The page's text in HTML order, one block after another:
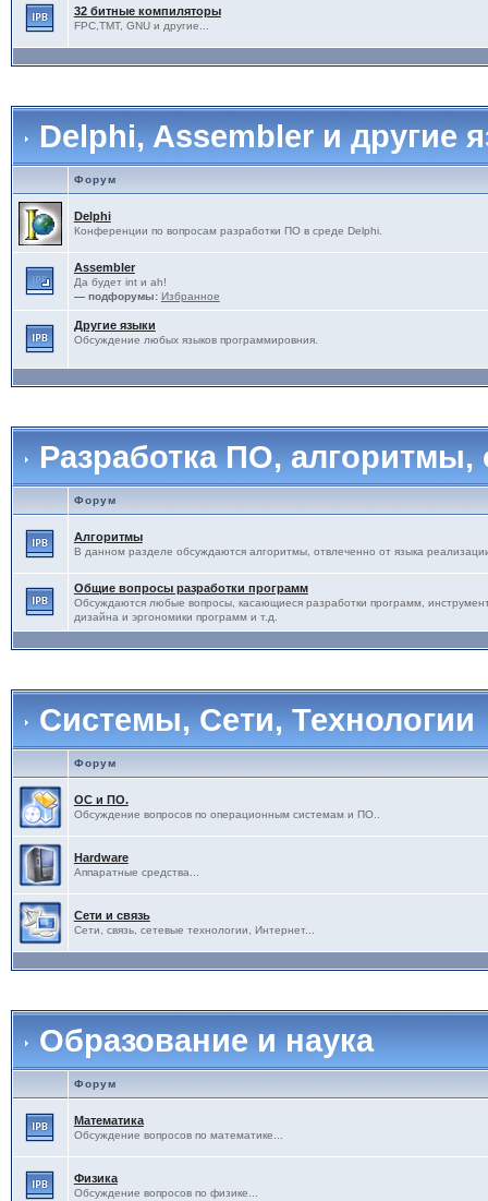
32 битные компиляторы
FPC,TMT, GNU и другие...
Delphi, Assembler и другие
Форум
Delphi
Конференции по вопросам разработки ПО в среде Delphi.
Assembler
Да будет int и ah!
— подфорумы: Избранное
Другие языки
Обсуждение любых языков программировния.
Разработка ПО,
Форум
Алгоритмы
В данном разделе обсуждаются алгоритмы, отвлеченно от языка
Общие вопросы разработки программ
Обсуждаются любые вопросы, касающиеся разработки программ,
дизайна и эргономики программ и т.д.
Системы, Сети, Технологии
Форум
ОС и ПО.
Обсуждение вопросов по операционным системам и ПО..
Hardware
Аппаратные средства...
Сети и связь
Сети, связь, сетевые технологии, Интернет...
Образование и наука
Форум
Математика
Обсуждение вопросов по математике...
Физика
Обсуждение вопросов по физике...